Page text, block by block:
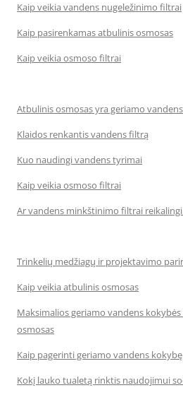
Kaip veikia vandens nugeležinimo filtrai
Kaip pasirenkamas atbulinis osmosas
Kaip veikia osmoso filtrai
Atbulinis osmosas yra geriamo
Klaidos renkantis vandens filtrą
Kuo naudingi vandens tyrimai
Kaip veikia osmoso filtrai
Ar vandens minkštinimo filtrai reikalingi
Trinkelių medžiagų ir projektavimo
Kaip veikia atbulinis osmosas
Maksimalios geriamo vandens
osmosas
Kaip pagerinti geriamo vandens kokybę
Kokį lauko tualetą rinktis naudojimui